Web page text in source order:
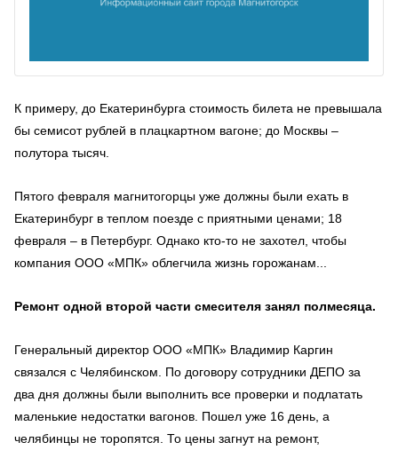
К примеру, до Екатеринбурга стоимость билета не превышала
бы семисот рублей в плацкартном вагоне; до Москвы –
полутора тысяч.
Пятого февраля магнитогорцы уже должны были ехать в
Екатеринбург в теплом поезде с приятными ценами; 18
февраля – в Петербург. Однако кто-то не захотел, чтобы
компания ООО «МПК» облегчила жизнь горожанам...
Ремонт одной второй части смесителя занял полмесяца.
Генеральный директор ООО «МПК» Владимир Каргин
связался с Челябинском. По договору сотрудники ДЕПО за
два дня должны были выполнить все проверки и подлатать
маленькие недостатки вагонов. Пошел уже 16 день, а
челябинцы не торопятся. То цены загнут на ремонт,